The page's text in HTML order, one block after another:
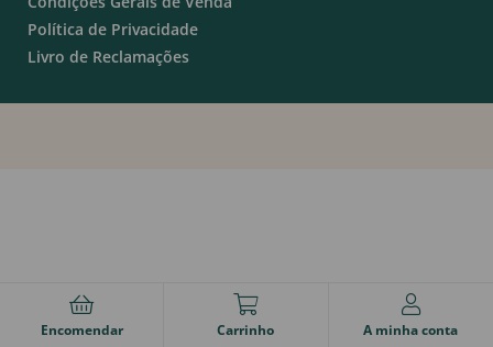
Política de Privacidade
Livro de Reclamações
Encomendar Carrinho A minha conta